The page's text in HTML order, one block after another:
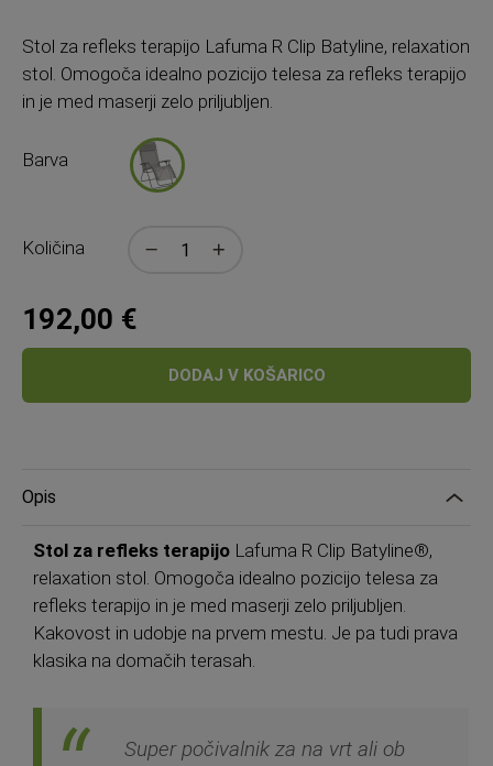
Stol za refleks terapijo Lafuma R Clip Batyline, relaxation
stol. Omogoča idealno pozicijo telesa za refleks terapijo
in je med maserji zelo priljubljen.
Barva
Količina
192,00 €
DODAJ V KOŠARICO
Opis
Stol za refleks terapijo Lafuma R Clip Batyline®,
relaxation stol. Omogoča idealno pozicijo telesa za
refleks terapijo in je med maserji zelo priljubljen.
Kakovost in udobje na prvem mestu. Je pa tudi prava
klasika na domačih terasah.
Super počivalnik za na vrt ali ob